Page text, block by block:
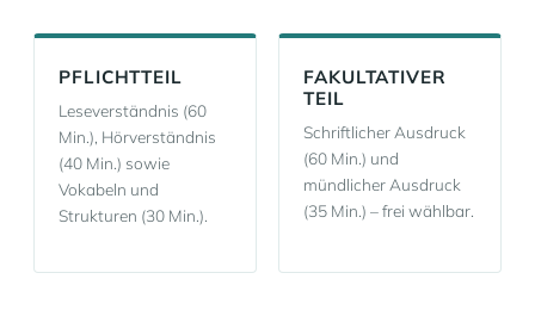
PFLICHTTEIL
Leseverständnis (60
Min.), Hörverständnis
(40 Min.) sowie
Vokabeln und
Strukturen (30 Min.).
FAKULTATIVER
TEIL
Schriftlicher Ausdruck
(60 Min.) und
mündlicher Ausdruck
(35 Min.) – frei wählbar.